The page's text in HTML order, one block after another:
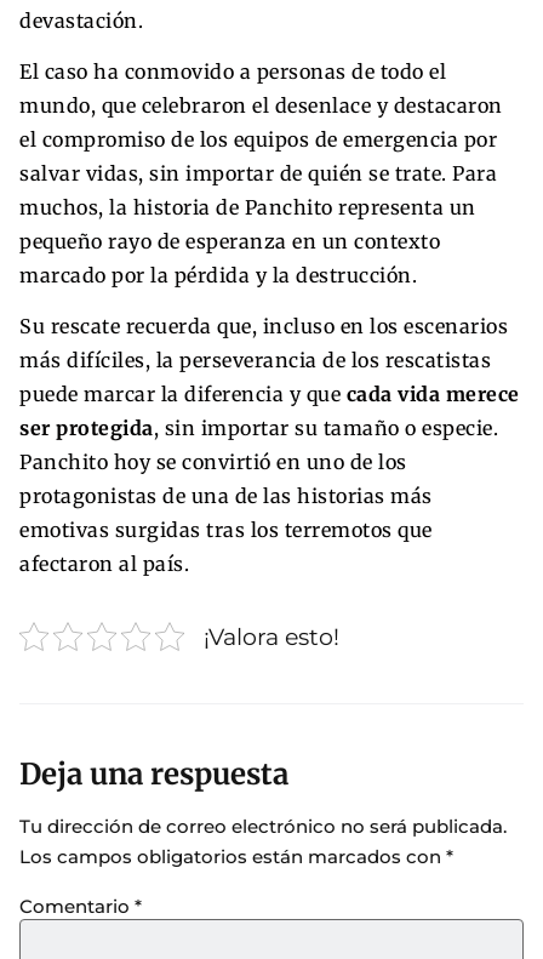
devastación.
El caso ha conmovido a personas de todo el
mundo, que celebraron el desenlace y destacaron
el compromiso de los equipos de emergencia por
salvar vidas, sin importar de quién se trate. Para
muchos, la historia de Panchito representa un
pequeño rayo de esperanza en un contexto
marcado por la pérdida y la destrucción.
Su rescate recuerda que, incluso en los escenarios
más difíciles, la perseverancia de los rescatistas
puede marcar la diferencia y que cada vida merece
ser protegida, sin importar su tamaño o especie.
Panchito hoy se convirtió en uno de los
protagonistas de una de las historias más
emotivas surgidas tras los terremotos que
afectaron al país.
¡Valora esto!
Deja una respuesta
Tu dirección de correo electrónico no será publicada.
Los campos obligatorios están marcados con *
Comentario *